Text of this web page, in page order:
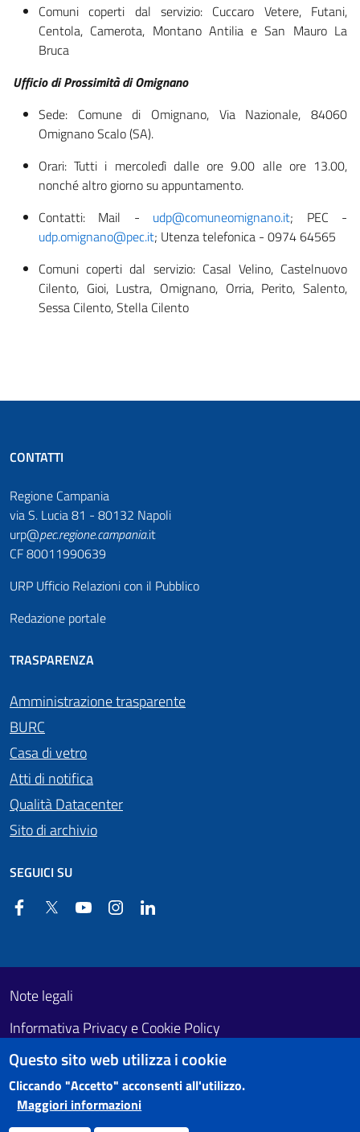
Comuni coperti dal servizio: Cuccaro Vetere, Futani,
Centola, Camerota, Montano Antilia e San Mauro La
Bruca
Ufficio di Prossimità di Omignano
Sede: Comune di Omignano, Via Nazionale, 84060
Omignano Scalo (SA).
Orari: Tutti i mercoledì dalle ore 9.00 alle ore 13.00,
nonché altro giorno su appuntamento.
Contatti: Mail - udp@comuneomignano.it; PEC -
udp.omignano@pec.it; Utenza telefonica - 0974 64565
Comuni coperti dal servizio: Casal Velino, Castelnuovo
Cilento, Gioi, Lustra, Omignano, Orria, Perito, Salento,
Sessa Cilento, Stella Cilento
CONTATTI
Regione Campania
via S. Lucia 81 - 80132 Napoli
urp@pec.regione.campania.it
CF 80011990639
URP Ufficio Relazioni con il Pubblico
Redazione portale
TRASPARENZA
Amministrazione trasparente
BURC
Casa di vetro
Atti di notifica
Qualità Datacenter
Sito di archivio
SEGUICI SU
FacebookTwitter YouTube Instagram
Footer First
Useful links section
Note legali
Informativa Privacy e Cookie Policy
Obiettivi di accessibilità
Questo sito web utilizza i cookie
Cliccando "Accetto" acconsenti all'utilizzo.
Maggiori informazioni